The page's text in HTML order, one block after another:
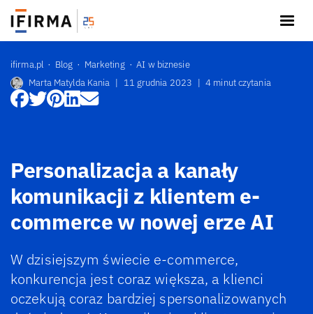
ifirma.pl Blog Marketing
AI w biznesie
Marta Matylda Kania | 11 grudnia 2023 | 4 minut czytania
Personalizacja a kanały
komunikacji z klientem e-
commerce w nowej erze AI
W dzisiejszym świecie e-commerce,
konkurencja jest coraz większa, a klienci
oczekują coraz bardziej spersonalizowanych